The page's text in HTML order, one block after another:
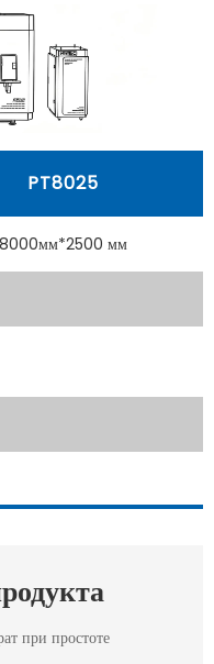
PT8025
8000мм*2500 мм
при простоте